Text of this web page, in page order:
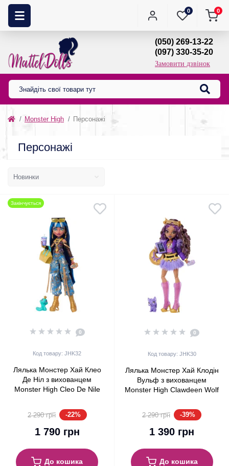
0 0
(050) 269-13-22
(097) 330-35-20
Замовити дзвінок
Monster High Персонажі
Персонажі
Закінчується
0
Код товару: JHK32
Лялька Монстер Хай Клео
Де Ніл з вихованцем
Monster High Cleo De Nile
Mattel (JHK32)
2 290 грн -22%
1 790 грн
До кошика
0
Код товару: JHK30
Лялька Монстер Хай Клодін
Вульф з вихованцем
Monster High Clawdeen Wolf
(JHK30)
2 290 грн -39%
1 390 грн
До кошика